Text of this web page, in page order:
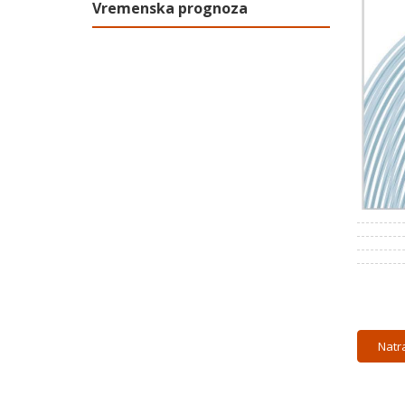
Vremenska prognoza